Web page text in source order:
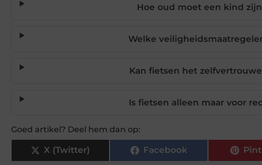
Hoe oud moet een kind
Welke
Kan fietsen het
Is fietsen alleen maar voor
Goed artikel? Deel hem dan op:
X (Twitter) Facebook